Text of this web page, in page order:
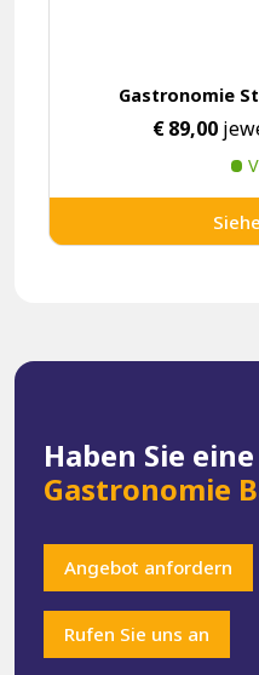
Gastronomie
€89,00
Haben Sie
Gastronomie
Angebot anfordern
Rufen Sie uns an